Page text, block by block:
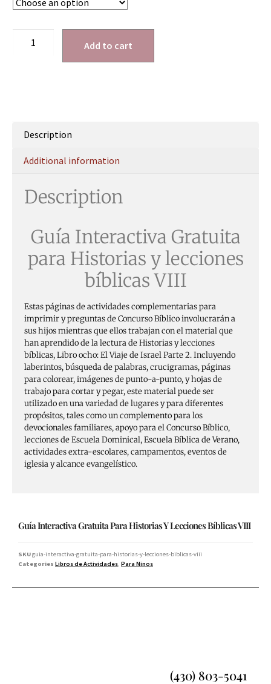
Add to cart
Description
Additional information
Description
Guía Interactiva Gratuita
para Historias y lecciones
bíblicas VIII
Estas páginas de actividades complementarias para
imprimir y preguntas de Concurso Bíblico involucrarán a
sus hijos mientras que ellos trabajan con el material que
han aprendido de la lectura de Historias y lecciones
bíblicas, Libro ocho: El Viaje de Israel Parte 2. Incluyendo
laberintos, búsqueda de palabras, crucigramas, páginas
para colorear, imágenes de punto-a-punto, y hojas de
trabajo para cortar y pegar, este material puede ser
utilizado en una variedad de lugares y para diferentes
propósitos, tales como un complemento para los
devocionales familiares, apoyo para el Concurso Bíblico,
lecciones de Escuela Dominical, Escuela Bíblica de Verano,
actividades extra-escolares, campamentos, eventos de
iglesia y alcance evangelístico.
Guía Interactiva Gratuita Para Historias Y Lecciones Bíblicas VIII
SKUguia-interactiva-gratuita-para-historias-y-lecciones-biblicas-viii
Categories Libros de Actividades, Para Ninos
(430) 803-5041